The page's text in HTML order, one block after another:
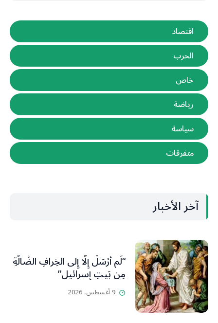
اقتصاد
الحرب
خاص
رياضة
سياسة
متفرقات
آخر الأخبار
“لَم أُرْسَلْ إِلَّا إِلى الخِرافِ الضَّالَّةِ
مِن بَيتِ إسرائيل”
9 أغسطس، 2026